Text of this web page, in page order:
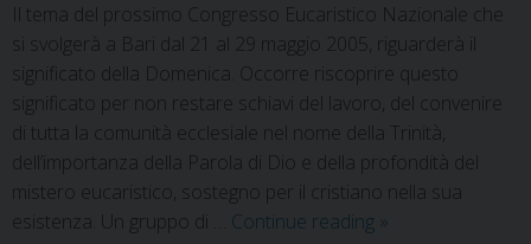
Il tema del prossimo Congresso Eucaristico Nazionale che
si svolgerà a Bari dal 21 al 29 maggio 2005, riguarderà il
significato della Domenica. Occorre riscoprire questo
significato per non restare schiavi del lavoro, del convenire
di tutta la comunità ecclesiale nel nome della Trinità,
dell’importanza della Parola di Dio e della profondità del
mistero eucaristico, sostegno per il cristiano nella sua
esistenza. Un gruppo di … Continue reading »